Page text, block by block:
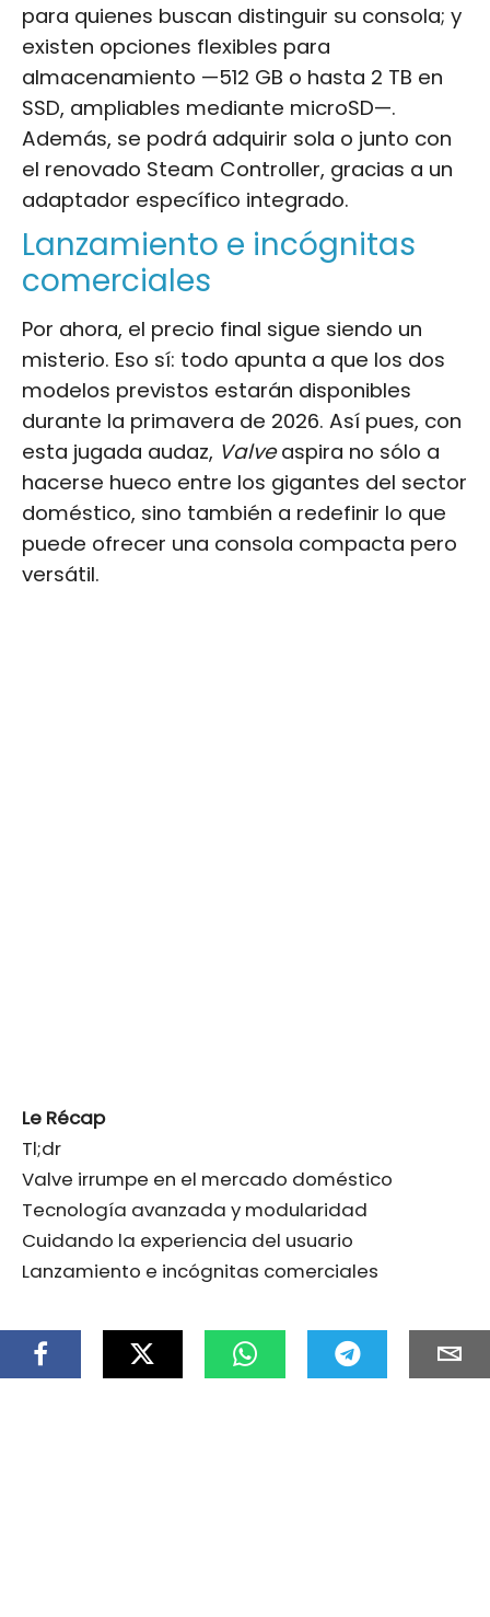
para quienes buscan distinguir su consola; y
existen opciones flexibles para
almacenamiento —512 GB o hasta 2 TB en
SSD, ampliables mediante microSD—.
Además, se podrá adquirir sola o junto con
el renovado Steam Controller, gracias a un
adaptador específico integrado.
Lanzamiento e incógnitas
comerciales
Por ahora, el precio final sigue siendo un
misterio. Eso sí: todo apunta a que los dos
modelos previstos estarán disponibles
durante la primavera de 2026. Así pues, con
esta jugada audaz, Valveaspira no sólo a
hacerse hueco entre los gigantes del sector
doméstico, sino también a redefinir lo que
puede ofrecer una consola compacta pero
versátil.
Le Récap
Tl;dr
Valve irrumpe en el mercado doméstico
Tecnología avanzada y modularidad
Cuidando la experiencia del usuario
Lanzamiento e incógnitas comerciales